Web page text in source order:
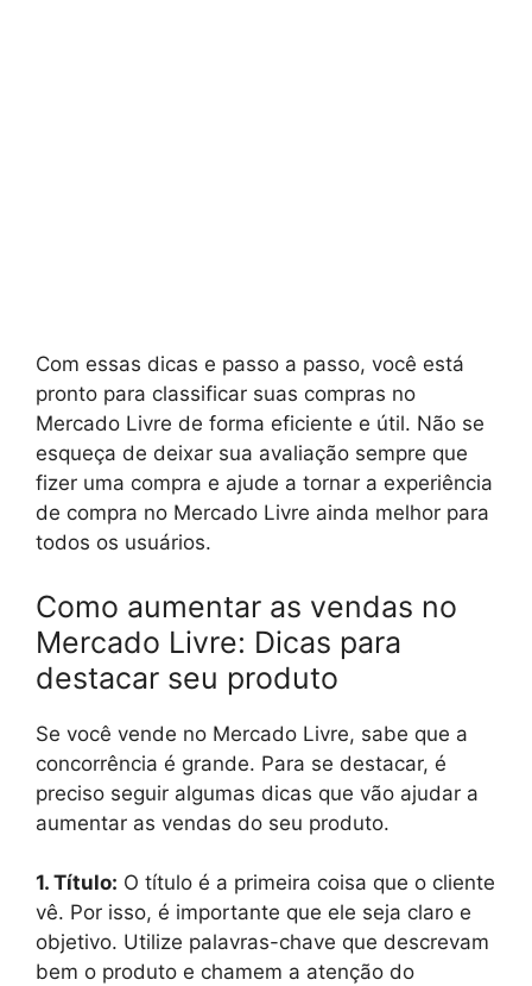
Com essas dicas e passo a passo, você está
pronto para classificar suas compras no
Mercado Livre de forma eficiente e útil. Não se
esqueça de deixar sua avaliação sempre que
fizer uma compra e ajude a tornar a experiência
de compra no Mercado Livre ainda melhor para
todos os usuários.
Como aumentar as vendas no
Mercado Livre: Dicas para
destacar seu produto
Se você vende no Mercado Livre, sabe que a
concorrência é grande. Para se destacar, é
preciso seguir algumas dicas que vão ajudar a
aumentar as vendas do seu produto.
1. Título: O título é a primeira coisa que o cliente
vê. Por isso, é importante que ele seja claro e
objetivo. Utilize palavras-chave que descrevam
bem o produto e chamem a atenção do